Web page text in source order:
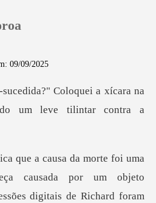
0
09/09/2025
oquei a xícara na
causada por um objeto